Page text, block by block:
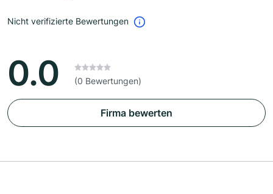
Nicht verifizierte Bewertungen
0.0 (0 Bewertungen)
Firma bewerten